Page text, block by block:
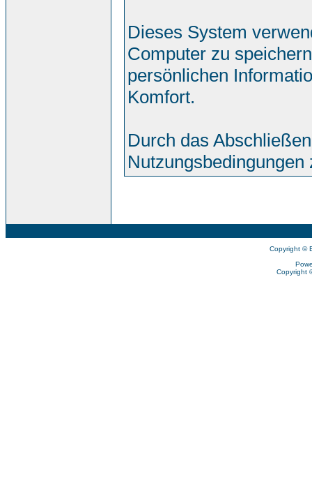
Dieses System
Computer zu
persönlichen
Komfort.
Durch das
Nutzungsbedingungen
Copyright ©
Copyright